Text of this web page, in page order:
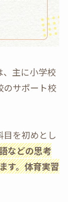
、主に小学校
のサポート校
を初めとし
などの思考
す。体育実習